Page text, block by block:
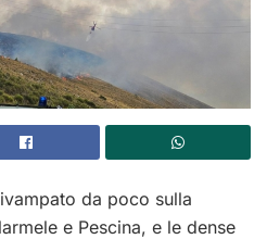
da poco sulla
e Pescina, e le dense